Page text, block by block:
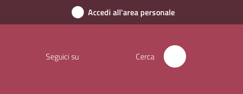
Accedi all'area personale
Seguici su Cerca